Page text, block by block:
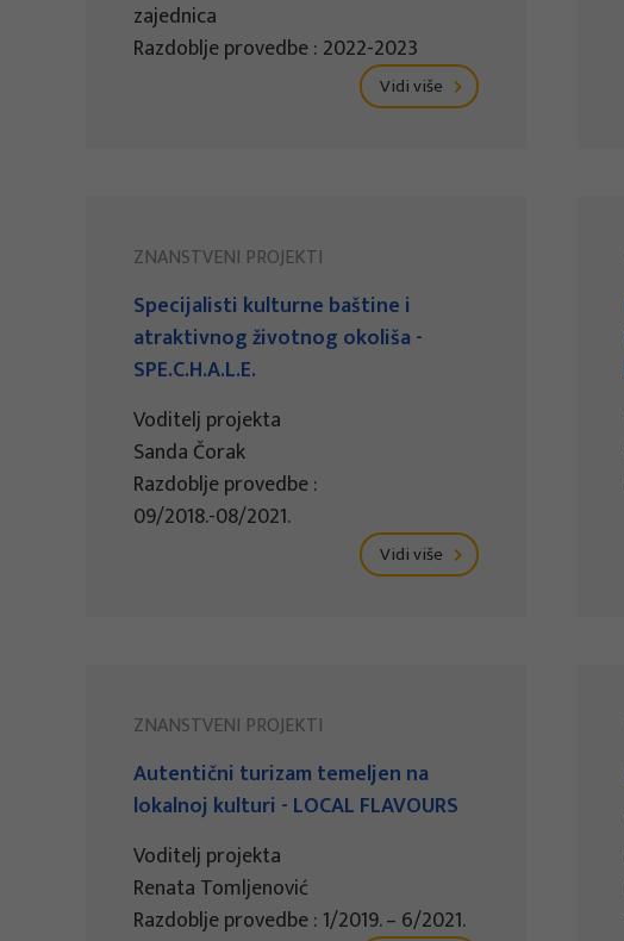
zajednica
Razdoblje provedbe : 2022-2023
Vidi više
ZNANSTVENI PROJEKTI
Specijalisti kulturne baštine i
atraktivnog životnog okoliša -
SPE.C.H.A.L.E.
Voditelj projekta
Sanda Čorak
Razdoblje provedbe :
09/2018.-08/2021.
Vidi više
ZNANSTVENI PROJEKTI
Autentični turizam temeljen na
lokalnoj kulturi - LOCAL FLAVOURS
Voditelj projekta
Renata Tomljenović
Razdoblje provedbe : 1/2019. – 6/2021.